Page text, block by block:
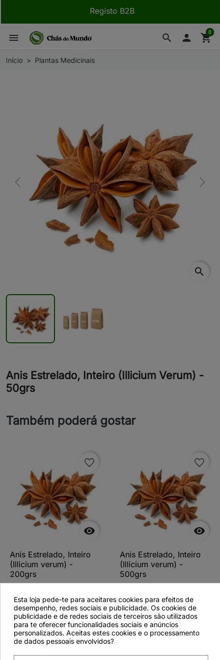
Registo B2B
search
menu  shopping_cart
0
Início Plantas Medicinais
Previous Next
search
Anis Estrelado, Inteiro (Illicium Verum) -
50grs
Também poderá gostar

favorite_border
Anis Estrelado, Inteiro
(Illicium verum) -
200grs
Ver detalhes

favorite_border
Anis Estrelado, Inteiro
(Illicium verum) -
500grs
Ver detalhes
Esta loja pede-te para aceitares cookies para efeitos de
desempenho, redes sociais e publicidade. Os cookies de
publicidade e de redes sociais de terceiros são utilizados
para te oferecer funcionalidades sociais e anúncios
personalizados. Aceitas estes cookies e o processamento
de dados pessoais envolvidos?